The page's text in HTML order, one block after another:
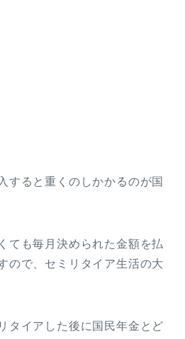
すると重くのしかかるのが国
ても毎月決められた金額を払
ので、セミリタイア生活の大
タイアした後に国民年金とど